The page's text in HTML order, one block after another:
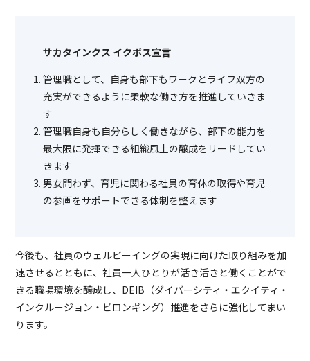
サカタインクス イクボス宣言
管理職として、自身も部下もワークとライフ双方の
充実ができるように柔軟な働き方を推進していきま
す
管理職自身も自分らしく働きながら、部下の能力を
最大限に発揮できる組織風土の醸成をリードしてい
きます
男女問わず、育児に関わる社員の育休の取得や育児
の参画をサポートできる体制を整えます
今後も、社員のウェルビーイングの実現に向けた取り組みを加
速させるとともに、社員一人ひとりが活き活きと働くことがで
きる職場環境を醸成し、DEIB（ダイバーシティ・エクイティ・
インクルージョン・ビロンギング）推進をさらに強化してまい
ります。